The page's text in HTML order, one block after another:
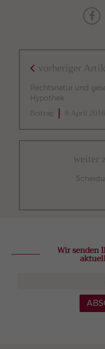
vorheriger
Rechtsnatur und
Hypothek
Beitrag 8 April 2016
weiter
Wir senden